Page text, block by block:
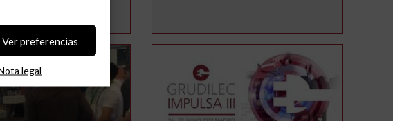
Ver preferencias
legal